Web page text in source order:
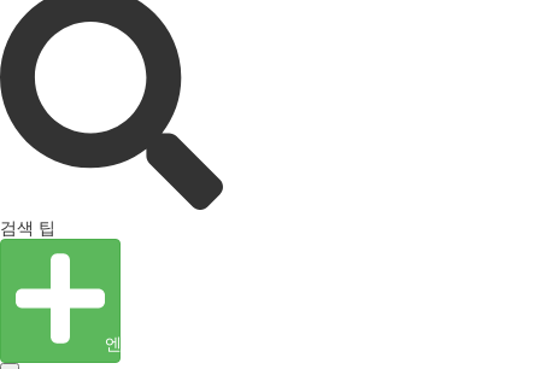
검색 팁
엔티티 생성